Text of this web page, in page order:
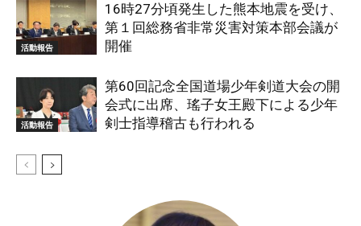
活動報告
16時27分頃発生した熊本地震を受け、
第１回総務省非常災害対策本部会議が
開催
活動報告
第60回記念全国道場少年剣道大会の開
会式に出席、瑤子女王殿下による少年
剣士指導稽古も行われる